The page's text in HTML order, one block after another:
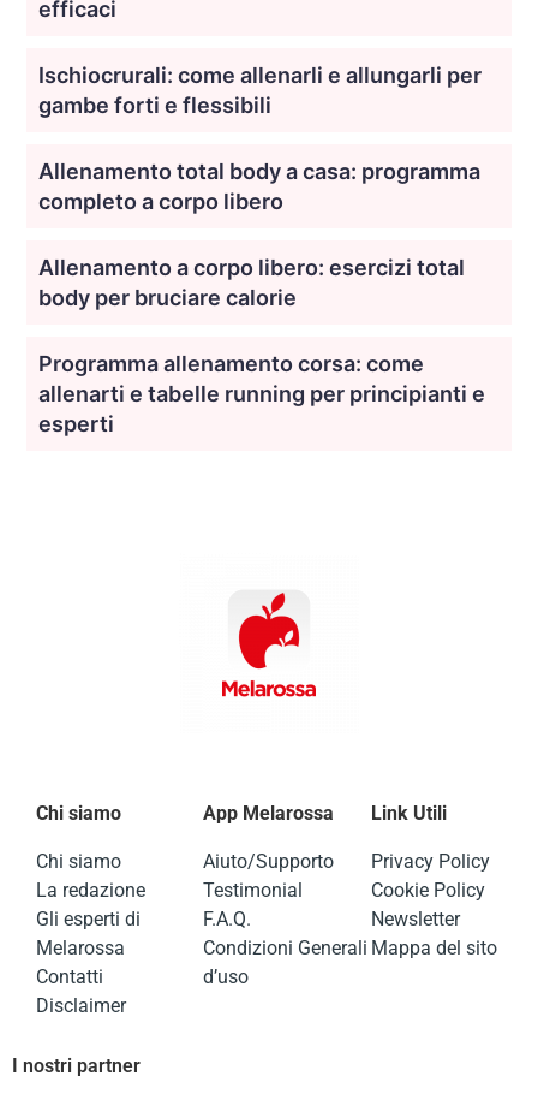
efficaci
Ischiocrurali: come allenarli e allungarli per
gambe forti e flessibili
Allenamento total body a casa: programma
completo a corpo libero
Allenamento a corpo libero: esercizi total
body per bruciare calorie
Programma allenamento corsa: come
allenarti e tabelle running per principianti e
esperti
Chi siamo
Chi siamo
La redazione
Gli esperti di
Melarossa
Contatti
Disclaimer
App Melarossa
Aiuto/Supporto
Testimonial
F.A.Q.
Condizioni Generali
d’uso
Link Utili
Privacy Policy
Cookie Policy
Newsletter
Mappa del sito
I nostri partner